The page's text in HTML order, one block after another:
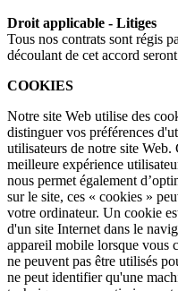
Droit applicable - Litiges
Tous nos contrats sont régis
découlant de cet accord
COOKIES
Notre site Web utilise des
distinguer vos préférences
utilisateurs de notre site
meilleure expérience
nous permet également
sur le site, ces « cookies »
votre ordinateur. Un cookie
d'un site Internet dans le
appareil mobile lorsque vous
ne peuvent pas être utilisés
ne peut identifier qu'une